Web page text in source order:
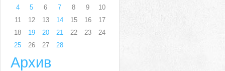
4
5 6 7 8 9
10
11
12 13 14 15 16
17
18
19 20 21 22 23
24
25
26 27 28
Архив